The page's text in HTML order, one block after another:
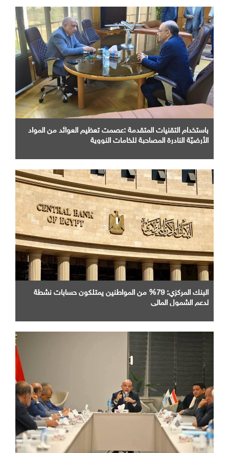
باستخدام التقنيات المتقدمة :عصمت تعظيم العوائد من المواد
الأرضيّة النادرة المصاحبة للخامات النووية
البنك المركزي: 79% من المواطنين يمتلكون حسابات نشطة
لدعم الشمول المالي